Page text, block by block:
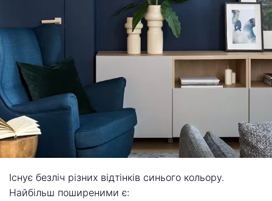
Існує безліч різних відтінків синього кольору.
Найбільш поширеними є: